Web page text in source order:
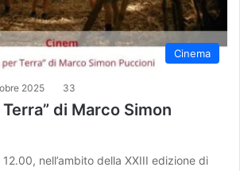
Cinema
2025 33
di Marco Simon
nell’ambito della XXIII edizione di